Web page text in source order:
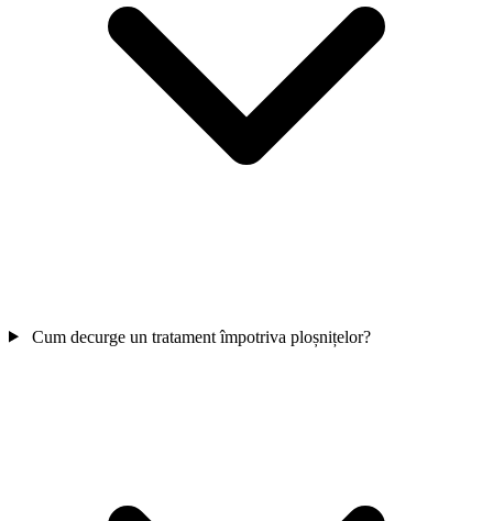
Cum decurge un tratament împotriva ploșnițelor?